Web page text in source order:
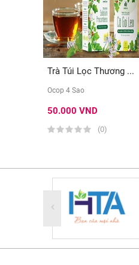
Trà Túi Lọc Thương ...
Ocop 4 Sao
50.000 VND
(0)